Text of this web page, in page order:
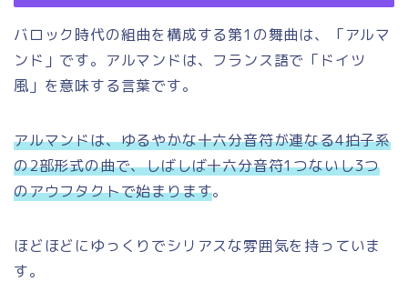
バロック時代の組曲を構成する第1の舞曲は、「アルマ
ンド」です。アルマンドは、フランス語で「ドイツ
風」を意味する言葉です。
アルマンドは、ゆるやかな十六分音符が連なる4拍子系
の2部形式の曲で、しばしば十六分音符1つないし3つ
のアウフタクトで始まります。
ほどほどにゆっくりでシリアスな雰囲気を持っていま
す。